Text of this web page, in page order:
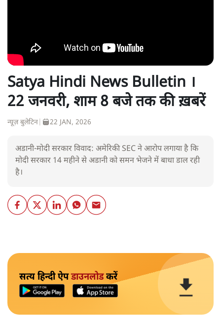
Satya Hindi News Bulletin ।
22 जनवरी, शाम 8 बजे तक की ख़बरें
न्यूज़ बुलेटिन 22 JAN, 2026
अडानी-मोदी सरकार विवाद: अमेरिकी SEC ने आरोप लगाया है कि
मोदी सरकार 14 महीने से अडानी को समन भेजने में बाधा डाल रही
है।
सत्य हिन्दी ऐपडाउनलोडकरें